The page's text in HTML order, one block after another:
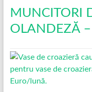
MUNCITORI
OLANDEZĂ